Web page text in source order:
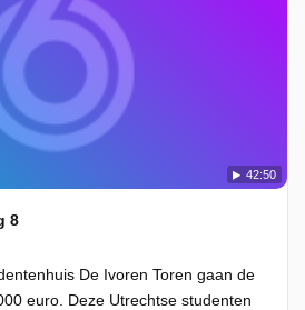
42:50
8
De Ivoren Toren gaan de
euro. Deze Utrechtse studenten